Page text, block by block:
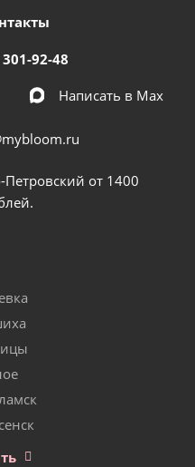
92-48
Написать в Мах
от 1400